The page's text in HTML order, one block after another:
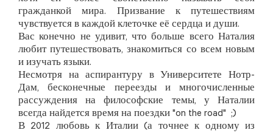
гражданкой мира. Призвание к путешествиям
чувствуется в каждой клеточке её сердца и души.
Вас конечно не удивит, что больше всего Наталия
любит путешествовать, знакомиться со всем новым
и изучать языки.
Несмотря на аспирантуру в Университете Нотр-
Дам, бесконечные переезды и многочисленные
рассуждения на философские темы, у Наталии
всегда найдется время на поездки "on the road" ;)
В 2012 любовь к Италии (а точнее к одному из